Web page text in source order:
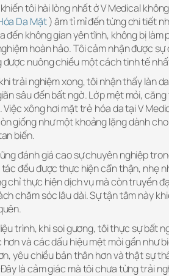
tôi hài lòng nhất ở V Medical
Da Mặt) âm tỉ mỉ đến từng chi tiết
đến không gian yên tĩnh, không bị
hoàn hảo. Tôi cảm nhận được
được nuông chiều một cách tinh tế
trải nghiệm xong, tôi nhận thấy làn
sâu đến bất ngờ. Lớp mệt mỏi,
Việc xông hơi mặt trẻ hóa da tại V
giống như một khoảng lặng dành
biến.
đánh giá cao sự chuyên nghiệp
đều được thực hiện cẩn thận, nhẹ
chỉ thực hiện dịch vụ mà còn truyền
chăm sóc lâu dài. Sự tận tâm này
trình, khi soi gương, tôi thực sự bất
và các dấu hiệu mệt mỏi gần như
yêu chiều bản thân hơn và thật sự
là cảm giác mà tôi chưa từng trải